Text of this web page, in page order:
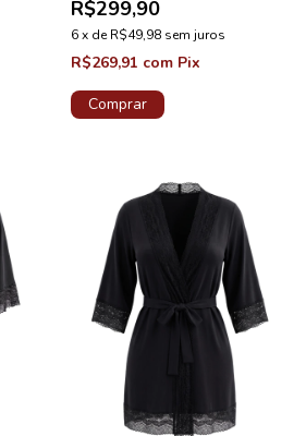
R$299,90
6x deR$49,98 sem juros
R$269,91 com Pix
Comprar